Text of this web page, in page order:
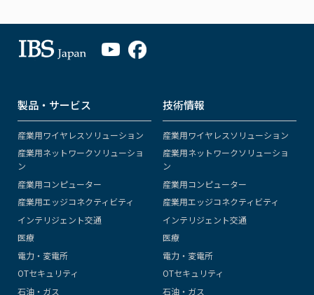
製品・サービス
産業用ワイヤレスソリューション
産業用ネットワークソリューショ
ン
産業用コンピューター
産業用エッジコネクティビティ
インテリジェント交通
医療
電力・変電所
OTセキュリティ
石油・ガス
技術情報
産業用ワイヤレスソリューション
産業用ネットワークソリューショ
ン
産業用コンピューター
産業用エッジコネクティビティ
インテリジェント交通
医療
電力・変電所
OTセキュリティ
石油・ガス